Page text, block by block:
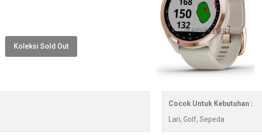
Koleksi Sold Out
Cocok Untuk Kebutuhan :
Lari, Golf, Sepeda